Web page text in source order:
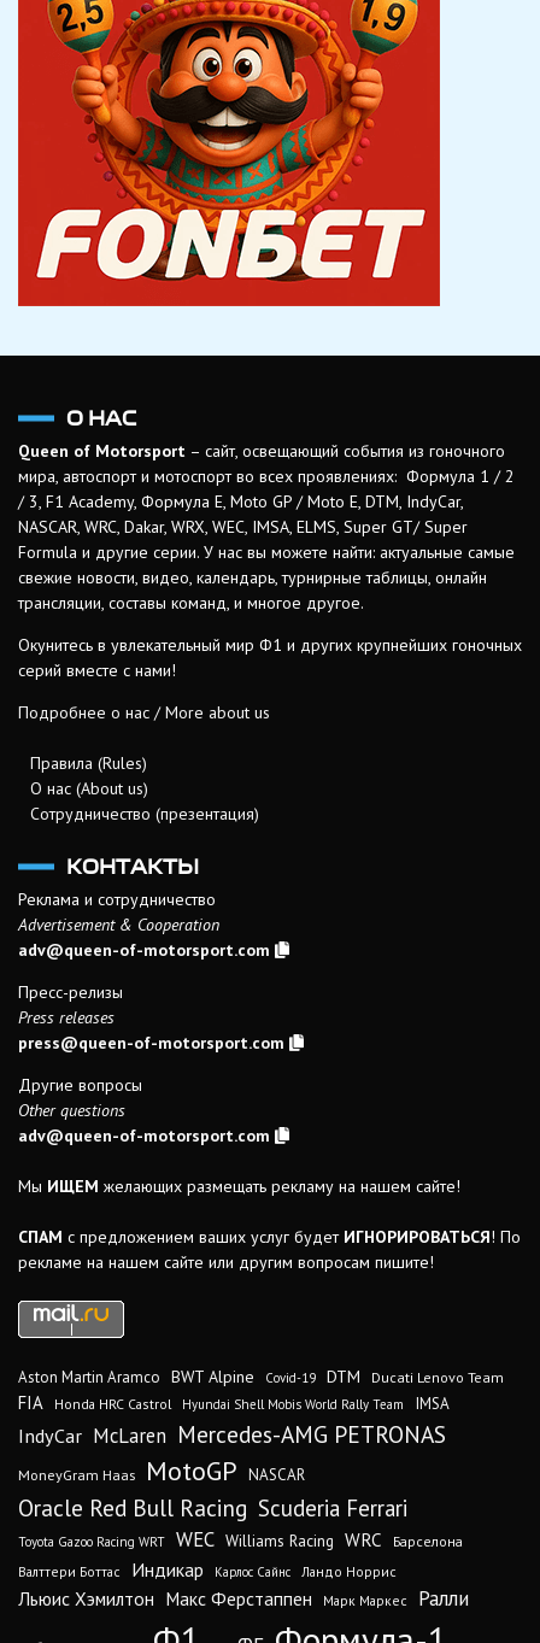
О НАС
Queen of Motorsport – сайт, освещающий события из гоночного
мира, автоспорт и мотоспорт во всех проявлениях: Формула 1 / 2
/ 3, F1 Academy, Формула Е, Moto GP / Moto E, DTM, IndyCar,
NASCAR, WRC, Dakar, WRX, WEC, IMSA, ELMS, Super GT/ Super
Formula и другие серии. У нас вы можете найти: актуальные самые
свежие новости, видео, календарь, турнирные таблицы, онлайн
трансляции, составы команд, и многое другое.
Окунитесь в увлекательный мир Ф1 и других крупнейших гоночных
серий вместе с нами!
Подробнее о нас / More about us
Правила (Rules)
О нас (About us)
Сотрудничество (презентация)
КОНТАКТЫ
Реклама и сотрудничество
Advertisement & Cooperation
adv@queen-of-motorsport.com
Пресс-релизы
Press releases
press@queen-of-motorsport.com
Другие вопросы
Other questions
adv@queen-of-motorsport.com
Мы ИЩЕМ желающих размещать рекламу на нашем сайте!
СПАМ с предложением ваших услуг будет ИГНОРИРОВАТЬСЯ! По
рекламе на нашем сайте или другим вопросам пишите!
Aston Martin Aramco BWT Alpine Covid-19 DTM Ducati Lenovo Team
FIA Honda HRC Castrol Hyundai Shell Mobis World Rally Team IMSA
IndyCar McLaren Mercedes-AMG PETRONAS
MoneyGram Haas MotoGP NASCAR
Oracle Red Bull Racing Scuderia Ferrari
Toyota Gazoo Racing WRT WEC Williams Racing WRC
Барселона
Валттери Боттас
Индикар Карлос Сайнс Ландо Норрис
Льюис Хэмилтон Макс Ферстаппен Марк Маркес Ралли